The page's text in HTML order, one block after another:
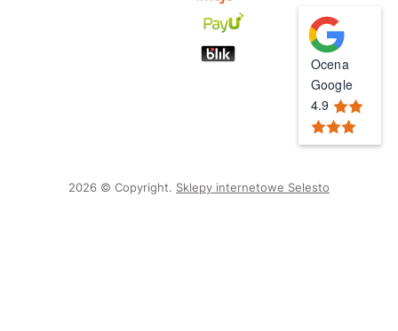
Ocena
Google
4.9
2026 © Copyright. Sklepy internetowe Selesto